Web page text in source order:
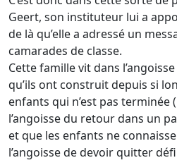
Geert, son instituteur lui a
de là qu’elle a adressé un
camarades de classe.
Cette famille vit dans
qu’ils ont construit depuis si
enfants qui n’est pas terminée
l’angoisse du retour dans un
et que les enfants ne
l’angoisse de devoir quitter